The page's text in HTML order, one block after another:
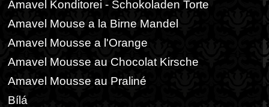
Amavel Konditorei - Schokoladen Torte
Amavel Mouse a la Birne Mandel
Amavel Mousse a l'Orange
Amavel Mousse au Chocolat Kirsche
Amavel Mousse au Praliné
Bílá